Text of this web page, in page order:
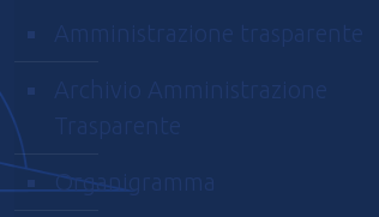
Amministrazione trasparente
Archivio Amministrazione
Trasparente
Organigramma